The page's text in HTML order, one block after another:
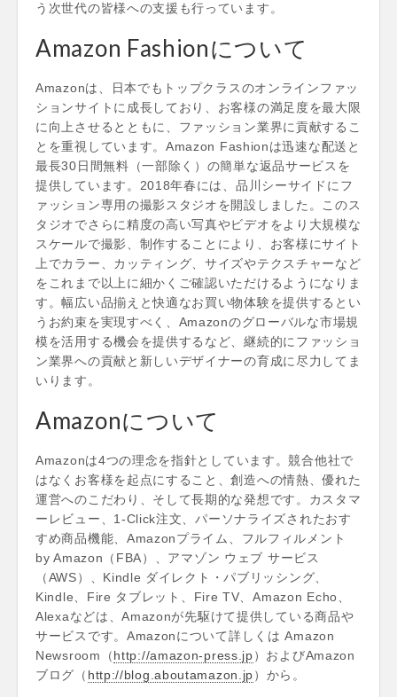
う次世代の皆様への支援も行っています。
Amazon Fashionについて
Amazonは、日本でもトップクラスのオンラインファッ
ションサイトに成長しており、お客様の満足度を最大限
に向上させるとともに、ファッション業界に貢献するこ
とを重視しています。Amazon Fashionは迅速な配送と
最長30日間無料（一部除く）の簡単な返品サービスを
提供しています。2018年春には、品川シーサイドにフ
ァッション専用の撮影スタジオを開設しました。このス
タジオでさらに精度の高い写真やビデオをより大規模な
スケールで撮影、制作することにより、お客様にサイト
上でカラー、カッティング、サイズやテクスチャーなど
をこれまで以上に細かくご確認いただけるようになりま
す。幅広い品揃えと快適なお買い物体験を提供するとい
うお約束を実現すべく、Amazonのグローバルな市場規
模を活用する機会を提供するなど、継続的にファッショ
ン業界への貢献と新しいデザイナーの育成に尽力してま
いります。
Amazonについて
Amazonは4つの理念を指針としています。競合他社で
はなくお客様を起点にすること、創造への情熱、優れた
運営へのこだわり、そして長期的な発想です。カスタマ
ーレビュー、1-Click注文、パーソナライズされたおす
すめ商品機能、Amazonプライム、フルフィルメント
by Amazon（FBA）、アマゾン ウェブ サービス
（AWS）、Kindle ダイレクト・パブリッシング、
Kindle、Fire タブレット、Fire TV、Amazon Echo、
Alexaなどは、Amazonが先駆けて提供している商品や
サービスです。Amazonについて詳しくは Amazon
Newsroom（http://amazon-press.jp）およびAmazon
ブログ（ http://blog.aboutamazon.jp）から。